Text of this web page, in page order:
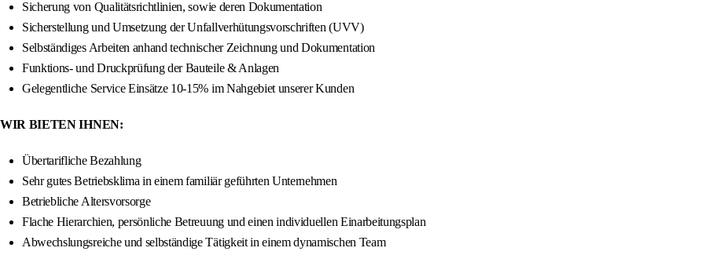
Sicherung von Qualitätsrichtlinien, sowie deren Dokumentation
Sicherstellung und Umsetzung der Unfallverhütungsvorschriften (UVV)
Selbständiges Arbeiten anhand technischer Zeichnung und Dokumentation
Funktions- und Druckprüfung der Bauteile & Anlagen
Gelegentliche Service Einsätze 10-15% im Nahgebiet unserer Kunden
WIR BIETEN IHNEN:
Übertarifliche Bezahlung
Sehr gutes Betriebsklima in einem familiär geführten Unternehmen
Betriebliche Altersvorsorge
Flache Hierarchien, persönliche Betreuung und einen individuellen Einarbeitungsplan
Abwechslungsreiche und selbständige Tätigkeit in einem dynamischen Team